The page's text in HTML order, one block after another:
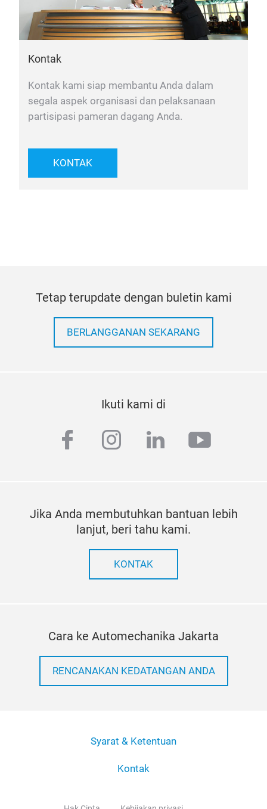
Kontak
Kontak kami siap membantu Anda dalam
segala aspek organisasi dan pelaksanaan
partisipasi pameran dagang Anda.
KONTAK
Tetap terupdate dengan buletin kami
BERLANGGANAN SEKARANG
Ikuti kami di
facebook
instagram
linkedin
Jika Anda membutuhkan bantuan lebih
lanjut, beri tahu kami.
KONTAK
Cara ke Automechanika Jakarta
RENCANAKAN KEDATANGAN ANDA
Syarat & Ketentuan
Kontak